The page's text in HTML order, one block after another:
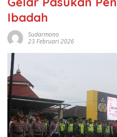
Ibadah
Sudarmono
23 Februari 2026